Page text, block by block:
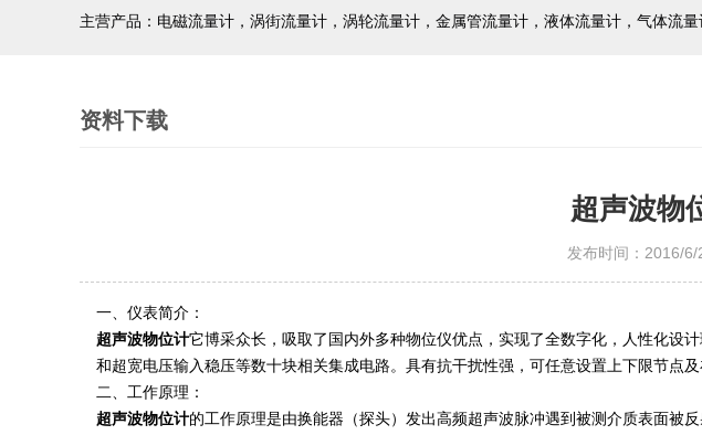
主营产品：电磁流量计，涡街流量计，涡轮流量计，金属管流量计，液体流量计，气体流量
资料下载
超声波物
发布时间：2016/
一、仪表简介：
超声波物位计它博采众长，吸取了国内外多种物位仪优点，实现了全数字化，人性化设
和超宽电压输入稳压等数十块相关集成电路。具有抗干扰性强，可任意设置上下限节点
二、工作原理：
超声波物位计的工作原理是由换能器（探头）发出高频超声波脉冲遇到被测介质表面被